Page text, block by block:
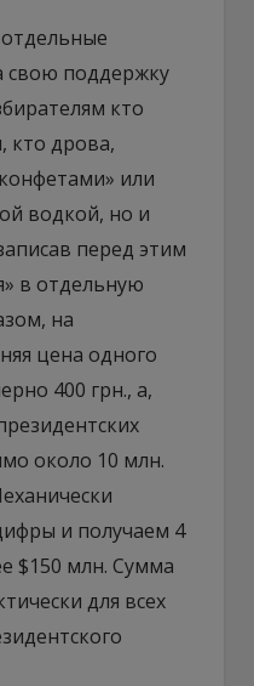
отдельные
свою поддержку
кто
кто дрова,
или
водкой, но и
перед этим
в отдельную
на
цена одного
400 грн., а,
около 10 млн.
и получаем 4
$150 млн. Сумма
для всех